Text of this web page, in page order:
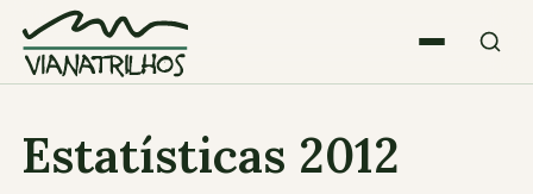
Quem somos
Estatísticas 2012